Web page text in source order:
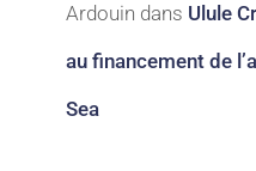
Ardouin dans Ulule
au financement de
Sea